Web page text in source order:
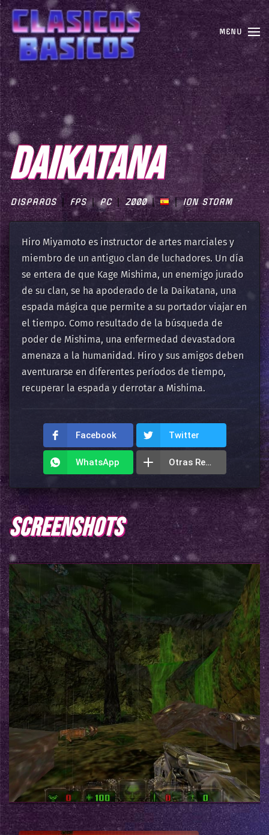
MENU
DAIKATANA
DISPAROS FPS PC 2000 ION STORM
Hiro Miyamoto es instructor de artes marciales y
miembro de un antiguo clan de luchadores. Un día
se entera de que Kage Mishima, un enemigo jurado
de su clan, se ha apoderado de la Daikatana, una
espada mágica que permite a su portador viajar en
el tiempo. Como resultado de la búsqueda de
poder de Mishima, una enfermedad devastadora
amenaza a la humanidad. Hiro y sus amigos deben
aventurarse en diferentes períodos de tiempo,
recuperar la espada y derrotar a Mishima.
Facebook Twitter
WhatsApp Otras Redes
SCREENSHOTS